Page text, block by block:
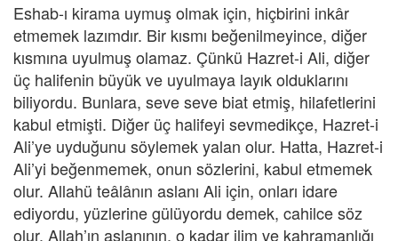
Eshab-ı kirama uymuş olmak için, hiçbirini inkâr
etmemek lazımdır. Bir kısmı beğenilmeyince, diğer
kısmına uyulmuş olamaz. Çünkü Hazret-i Ali, diğer
üç halifenin büyük ve uyulmaya layık olduklarını
biliyordu. Bunlara, seve seve biat etmiş, hilafetlerini
kabul etmişti. Diğer üç halifeyi sevmedikçe, Hazret-i
Ali’ye uyduğunu söylemek yalan olur. Hatta, Hazret-i
Ali’yi beğenmemek, onun sözlerini, kabul etmemek
olur. Allahü teâlânın aslanı Ali için, onları idare
ediyordu, yüzlerine gülüyordu demek, cahilce söz
olur. Allah’ın aslanının, o kadar ilim ve kahramanlığı